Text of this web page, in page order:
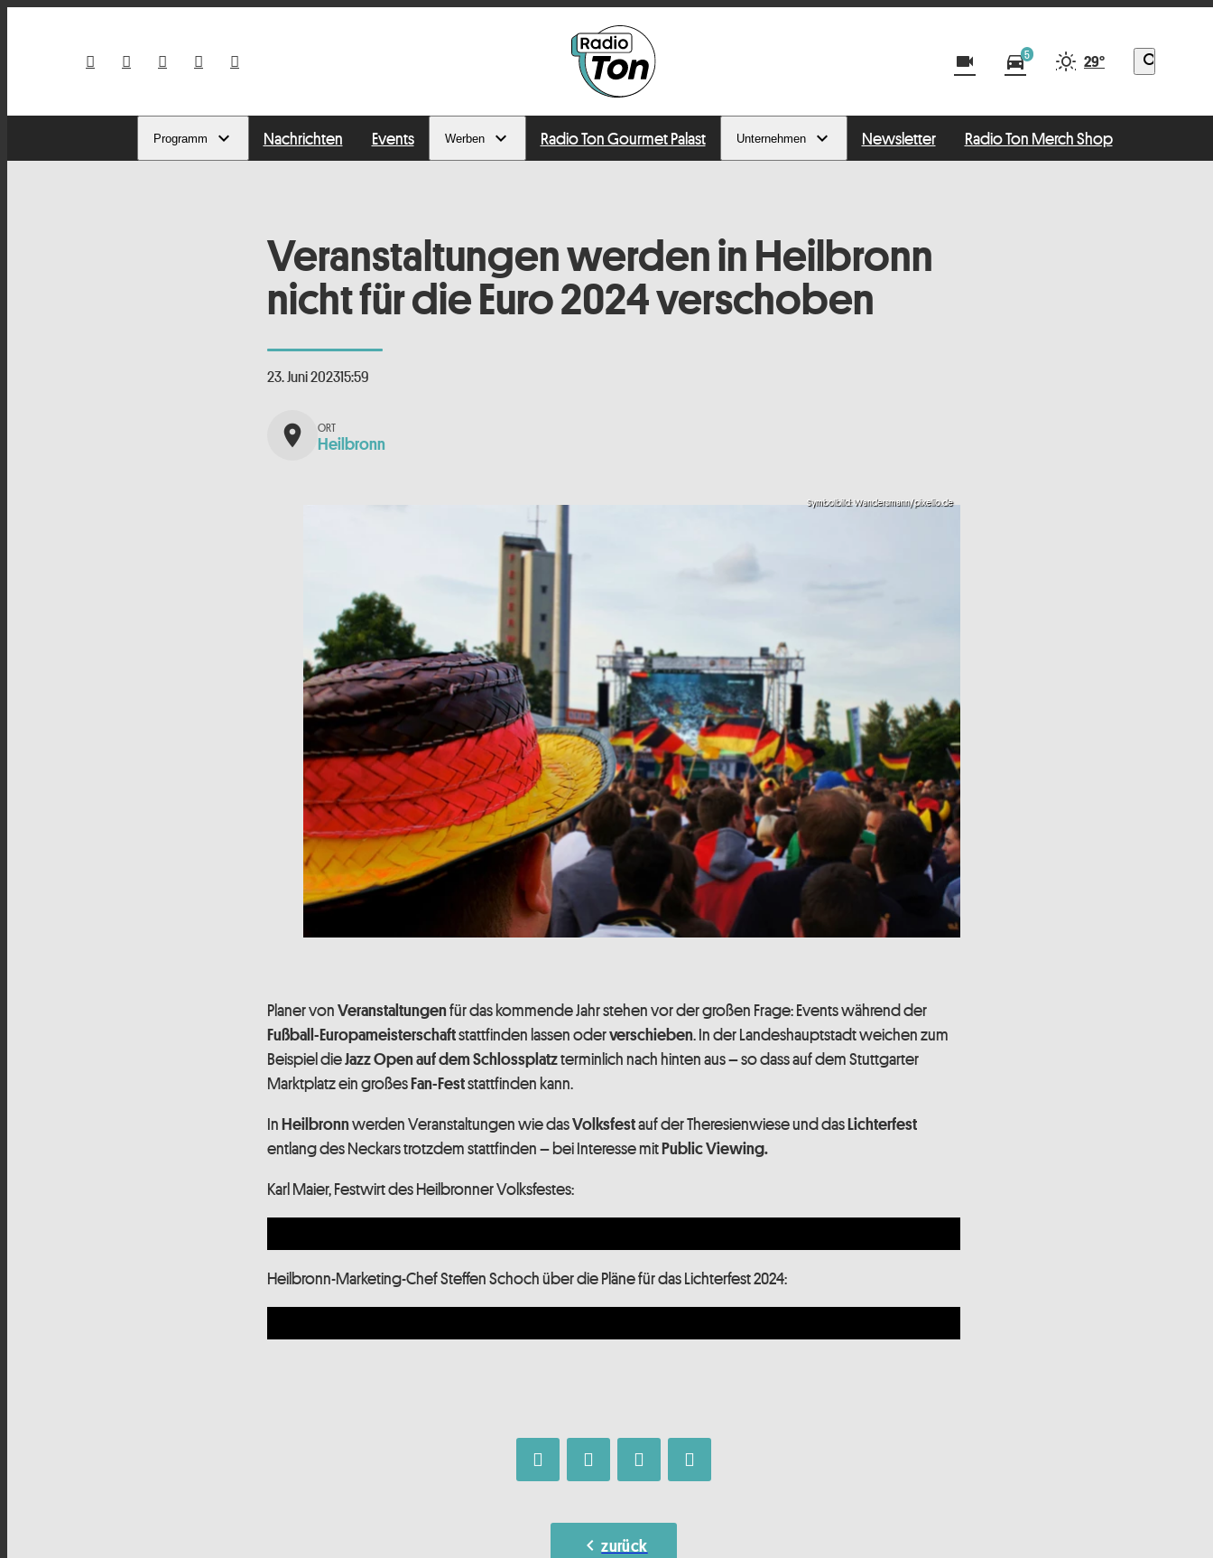
videocam directions_car5 29° search
Programm Nachrichten Events Werben Radio Ton Gourmet Palast Unternehmen Newsletter Radio Ton Merch Shop
Veranstaltungen werden in Heilbronn
nicht für die Euro 2024 verschoben
23. Juni 202315:59
place Heilbronn
Symbolbild: Wandersmann/pixelio.de
Planer von Veranstaltungenfür das kommende Jahr stehen vor der großen Frage: Events während der
Fußball-Europameisterschaftstattfinden lassen oderverschieben. In der Landeshauptstadt weichen zum
Beispiel die Jazz Open auf dem Schlossplatzterminlich nach hinten aus – so dass auf dem Stuttgarter
Marktplatz ein großesFan-Feststattfinden kann.
In Heilbronnwerden Veranstaltungen wie dasVolksfestauf der Theresienwiese und dasLichterfest
entlang des Neckars trotzdem stattfinden – bei Interesse mitPublic Viewing.
Karl Maier, Festwirt des Heilbronner Volksfestes:
Heilbronn-Marketing-Chef Steffen Schoch über die Pläne für das Lichterfest 2024:
chevron_leftzurück